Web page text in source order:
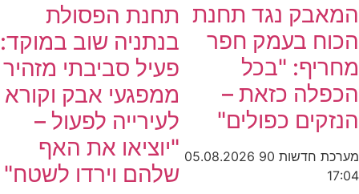
המאבק נגד תחנת
הכוח בעמק חפר
מחריף: "בכל
הכפלה כזאת –
הנזקים כפולים"
מערכת חדשות 90
05.08.2026
17:04
תחנת הפסולת
בנתניה שוב במוקד:
פעיל סביבתי מזהיר
ממפגעי אבק וקורא
לעירייה לפעול –
"יוציאו את האף
שלהם וירדו לשטח"